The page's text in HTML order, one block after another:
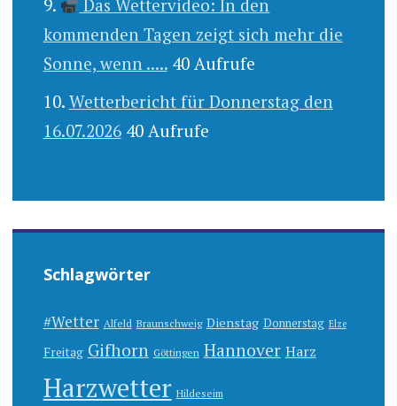
Das Wettervideo: In den
kommenden Tagen zeigt sich mehr die
Sonne, wenn ..... 40 Aufrufe
Wetterbericht für Donnerstag den
16.07.2026 40 Aufrufe
Schlagwörter
#Wetter Alfeld Braunschweig Dienstag Donnerstag Elze
Freitag Gifhorn Göttingen Hannover Harz
Harzwetter Hildeseim